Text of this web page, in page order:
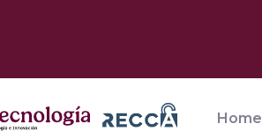
Home